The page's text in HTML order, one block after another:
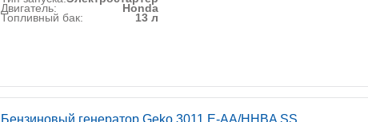
Двигатель: Honda
Топливный бак: 13 л
Бензиновый генератор Geko 3011 E-AА/HHBA SS